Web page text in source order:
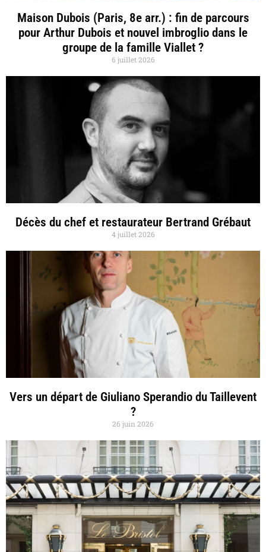
Maison Dubois (Paris, 8e arr.) : fin de parcours
pour Arthur Dubois et nouvel imbroglio dans le
groupe de la famille Viallet ?
6 juillet 2026
Décès du chef et restaurateur Bertrand Grébaut
4 juillet 2026
Vers un départ de Giuliano Sperandio du Taillevent
?
26 juin 2026